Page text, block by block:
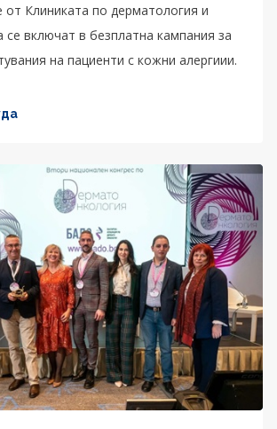
от Клиниката по дерматология и
се включат в безплатна кампания за
на пациенти с кожни алергиии.